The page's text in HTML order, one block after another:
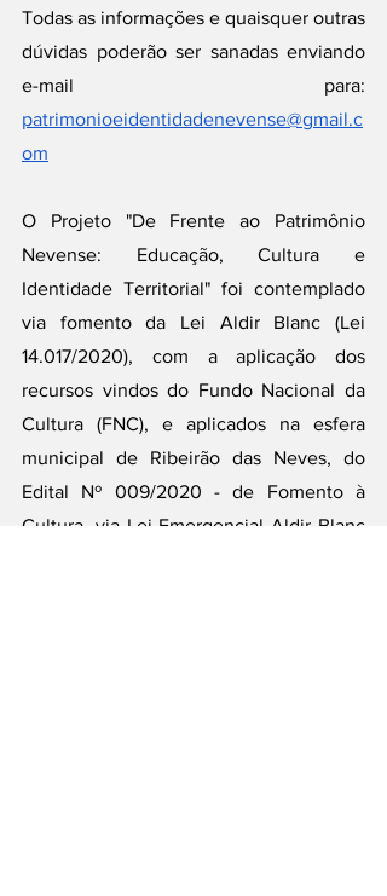
Todas as informações e quaisquer outras
dúvidas poderão ser sanadas enviando
patrimonioeidentidadenevense@gmail.c
om
O Projeto "De Frente ao Patrimônio
Nevense: Educação, Cultura e
Identidade Territorial" foi contemplado
via fomento da Lei Aldir Blanc (Lei
14.017/2020), com a aplicação dos
recursos vindos do Fundo Nacional da
Cultura (FNC), e aplicados na esfera
municipal de Ribeirão das Neves, do
Edital Nº 009/2020 - de Fomento à
Cultura, via Lei Emergencial Aldir Blanc